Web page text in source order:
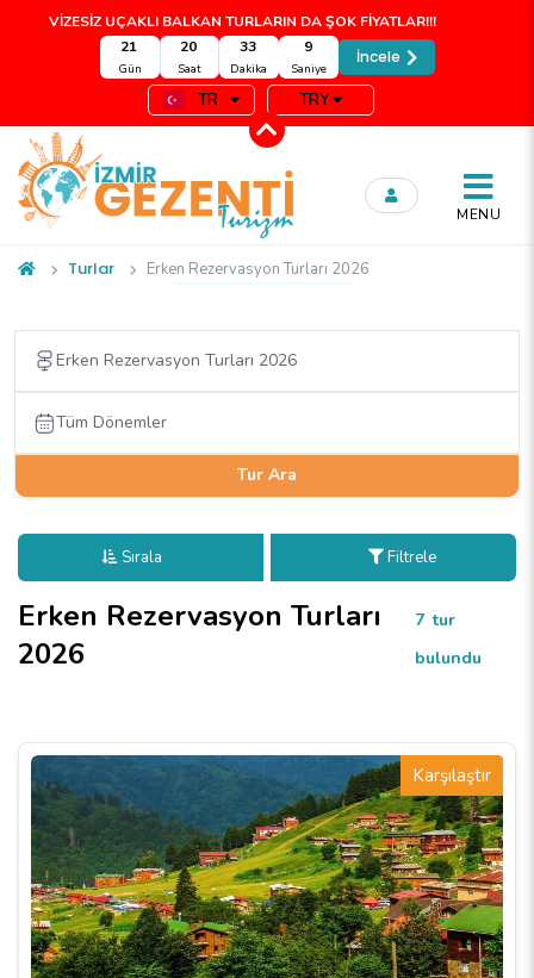
VİZESİZ UÇAKLI BALKAN TURLARIN DA ŞOK FİYATLAR!!!
21
Gün
20
Saat
33
Dakika
8
Saniye
İncele
TR TRY
MENU
Turlar Erken Rezervasyon Turları 2026
Tur Ara
Sırala Filtrele
Erken Rezervasyon Turları
2026
7 tur
bulundu
Karşılaştır